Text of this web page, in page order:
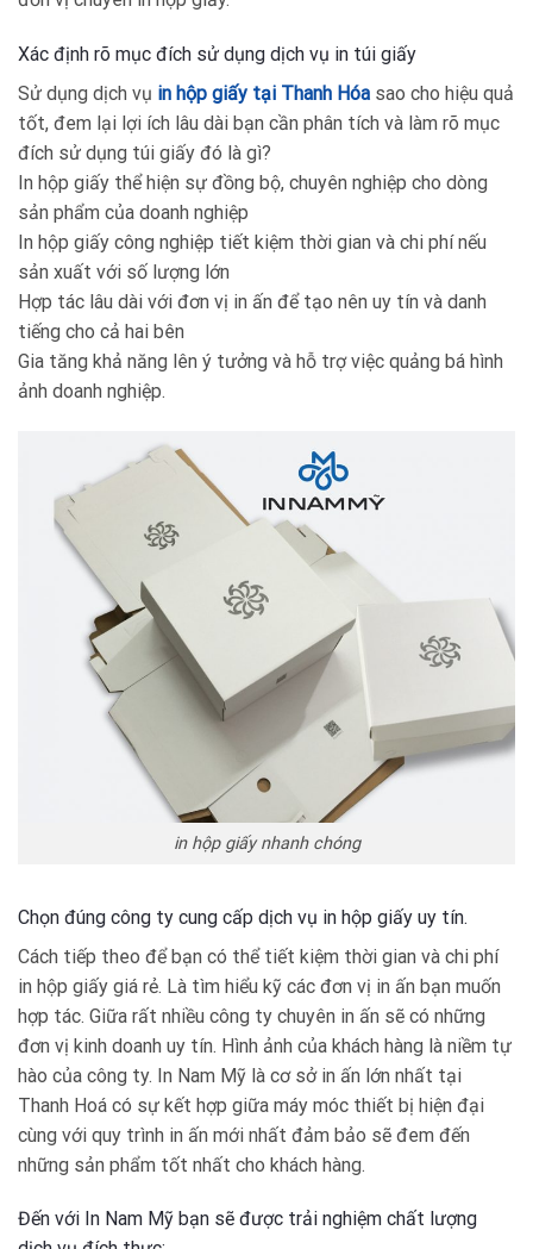
Xác định rõ mục đích sử dụng dịch vụ in túi giấy
Sử dụng dịch vụ in hộp giấy tại Thanh Hóa sao cho hiệu quả
tốt, đem lại lợi ích lâu dài bạn cần phân tích và làm rõ mục
đích sử dụng túi giấy đó là gì?
In hộp giấy thể hiện sự đồng bộ, chuyên nghiệp cho dòng
sản phẩm của doanh nghiệp
In hộp giấy công nghiệp tiết kiệm thời gian và chi phí nếu
sản xuất với số lượng lớn
Hợp tác lâu dài với đơn vị in ấn để tạo nên uy tín và danh
tiếng cho cả hai bên
Gia tăng khả năng lên ý tưởng và hỗ trợ việc quảng bá hình
ảnh doanh nghiệp.
in hộp giấy nhanh chóng
Chọn đúng công ty cung cấp dịch vụ in hộp giấy uy tín.
Cách tiếp theo để bạn có thể tiết kiệm thời gian và chi phí
in hộp giấy giá rẻ. Là tìm hiểu kỹ các đơn vị in ấn bạn muốn
hợp tác. Giữa rất nhiều công ty chuyên in ấn sẽ có những
đơn vị kinh doanh uy tín. Hình ảnh của khách hàng là niềm tự
hào của công ty. In Nam Mỹ là cơ sở in ấn lớn nhất tại
Thanh Hoá có sự kết hợp giữa máy móc thiết bị hiện đại
cùng với quy trình in ấn mới nhất đảm bảo sẽ đem đến
những sản phẩm tốt nhất cho khách hàng.
Đến với In Nam Mỹ bạn sẽ được trải nghiệm chất lượng